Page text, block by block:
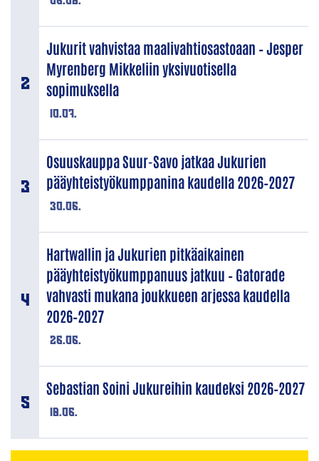
10.07.
Jukurit vahvistaa maalivahtiosastoaan – Jesper
Myrenberg Mikkeliin yksivuotisella
sopimuksella
30.06.
Osuuskauppa Suur-Savo jatkaa Jukurien
pääyhteistyökumppanina kaudella 2026–2027
26.06.
Hartwallin ja Jukurien pitkäaikainen
pääyhteistyökumppanuus jatkuu – Gatorade
vahvasti mukana joukkueen arjessa kaudella
2026–2027
18.06.
Sebastian Soini Jukureihin kaudeksi 2026–2027